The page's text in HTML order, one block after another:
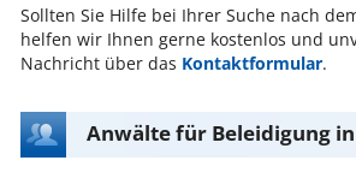
Sollten Sie Hilfe bei Ihrer Suche nach
helfen wir Ihnen gerne kostenlos und
Nachricht über das Kontaktformular.
Anwälte für Beleidigung